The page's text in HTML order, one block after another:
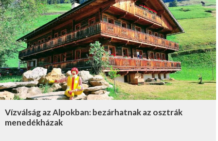
Vízválság az Alpokban: bezárhatnak az osztrák
menedékházak